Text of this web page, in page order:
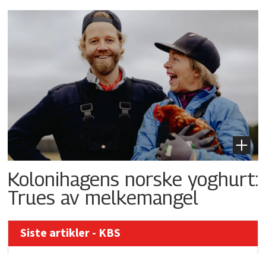
Kolonihagens norske yoghurt:
Trues av melkemangel
Siste artikler - KBS